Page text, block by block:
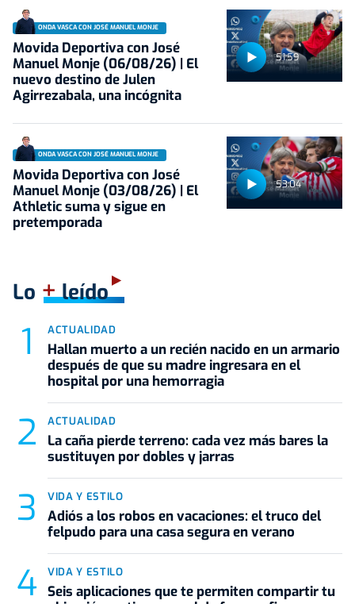
51:59
ONDA VASCA CON JOSÉ MANUEL MONJE
Movida Deportiva con José
Manuel Monje (06/08/26) | El
nuevo destino de Julen
Agirrezabala, una incógnita
53:04
ONDA VASCA CON JOSÉ MANUEL MONJE
Movida Deportiva con José
Manuel Monje (03/08/26) | El
Athletic suma y sigue en
pretemporada
Lo +leído
ACTUALIDAD
Hallan muerto a un recién nacido en un armario
después de que su madre ingresara en el
hospital por una hemorragia
ACTUALIDAD
La caña pierde terreno: cada vez más bares la
sustituyen por dobles y jarras
VIDA Y ESTILO
Adiós a los robos en vacaciones: el truco del
felpudo para una casa segura en verano
VIDA Y ESTILO
Seis aplicaciones que te permiten compartir tu